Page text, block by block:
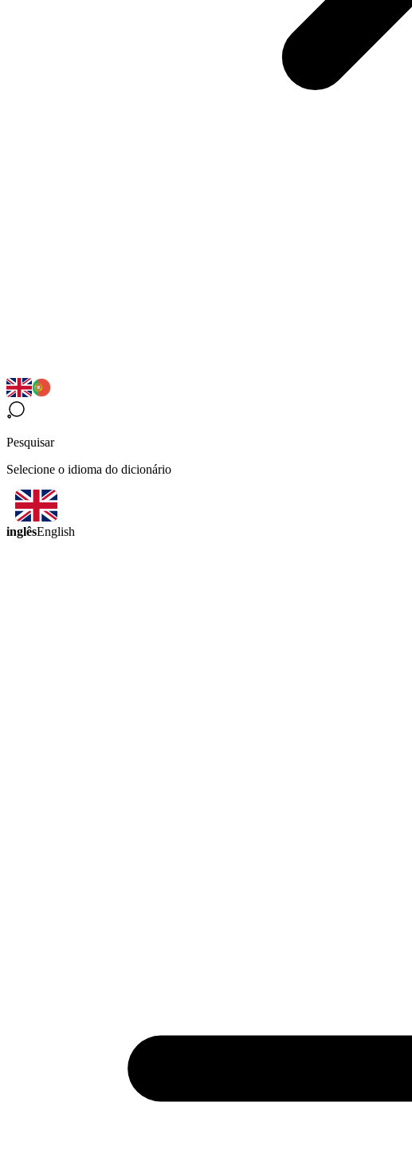
Pesquisar
Selecione o idioma do dicionário
inglêsEnglish